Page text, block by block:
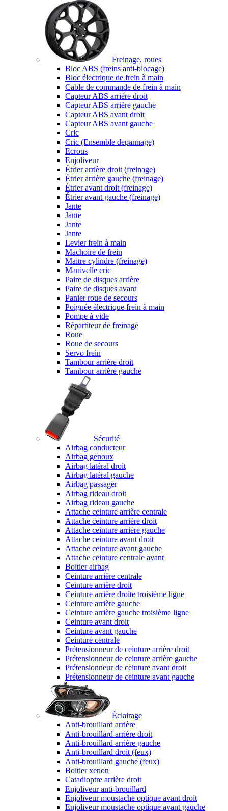
Freinage, roues
Bloc ABS (freins anti-blocage)
Bloc électrique de frein à main
Cable de commande de frein à main
Capteur ABS arrière droit
Capteur ABS arrière gauche
Capteur ABS avant droit
Capteur ABS avant gauche
Cric
Cric (Ensemble depannage)
Ecrous
Enjoliveur
Étrier arrière droit (freinage)
Étrier arrière gauche (freinage)
Étrier avant droit (freinage)
Étrier avant gauche (freinage)
Jante
Jante
Jante
Jante
Levier frein à main
Machoire de frein
Maitre cylindre (freinage)
Manivelle cric
Paire de disques arrière
Paire de disques avant
Panier roue de secours
Poignée électrique frein à main
Pompe à vide
Répartiteur de freinage
Roue
Roue de secours
Servo frein
Tambour arrière droit
Tambour arrière gauche
Sécurité
Airbag conducteur
Airbag genoux
Airbag latéral droit
Airbag latéral gauche
Airbag passager
Airbag rideau droit
Airbag rideau gauche
Attache ceinture arrière centrale
Attache ceinture arrière droit
Attache ceinture arrière gauche
Attache ceinture avant droit
Attache ceinture avant gauche
Attache ceinture centrale avant
Boitier airbag
Ceinture arrière centrale
Ceinture arrière droit
Ceinture arrière droite troisième ligne
Ceinture arrière gauche
Ceinture arrière gauche troisième ligne
Ceinture avant droit
Ceinture avant gauche
Ceinture centrale
Prétensionneur de ceinture arrière droit
Prétensionneur de ceinture arrière gauche
Prétensionneur de ceinture avant droit
Prétensionneur de ceinture avant gauche
Éclairage
Anti-brouillard arrière
Anti-brouillard arrière droit
Anti-brouillard arrière gauche
Anti-brouillard droit (feux)
Anti-brouillard gauche (feux)
Boitier xenon
Catadioptre arrière droit
Enjoliveur anti-brouillard
Enjoliveur moustache optique avant droit
Enjoliveur moustache optique avant gauche